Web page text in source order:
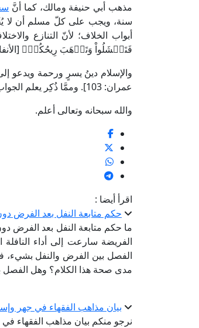
مذهب أبي حنيفة ومالك، كما أنَّ
سنة، ويجب على كلّ مسلم أن لا
أبواب الخلاف؛ لأنّ التنازع
فَتَفۡشَلُواْ وَتَذۡهَبَ رِيحُكُمۡ﴾ [الأنفال:
والإسلام دينُ يسرٍ ورحمة ويدعو
عمران: 103]. وممَّا ذُكِر يعلم الجواب عن السؤال.
والله سبحانه وتعالى أعلم.
اقرأ أيضا :
حكم متابعة النفل بعد الفرض
ما حكم متابعة النفل بعد الفرض
الفريضة سارعت إلى أداء
الفصل بين الفرض والنفل بشيء،
مدى صحة هذا الكلام؟ وهل الفصل
بيان مذاهب الفقهاء في جهر
نرجو منكم بيان مذاهب الفقهاء